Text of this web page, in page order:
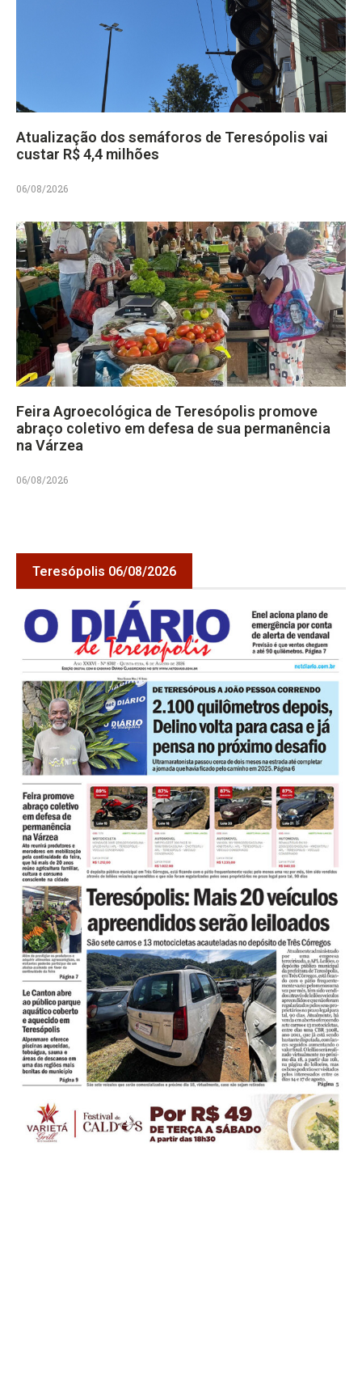
Atualização dos semáforos de Teresópolis vai
custar R$ 4,4 milhões
06/08/2026
Feira Agroecológica de Teresópolis promove
abraço coletivo em defesa de sua permanência
na Várzea
06/08/2026
Teresópolis 06/08/2026